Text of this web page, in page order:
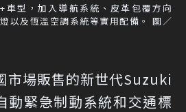
型，加入導航系統、皮革包覆方向
以及恆溫空調系統等實用配備。 圖／
市場販售的新世代Suzuki
動緊急制動系統和交通標